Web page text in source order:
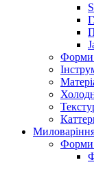
Форми
Форми